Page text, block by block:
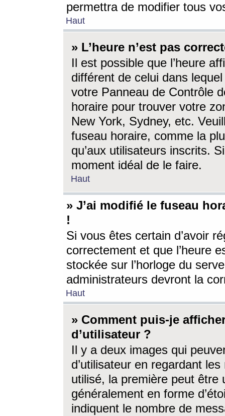
permettra de modifier tous
Haut
» L’heure n’est pas
Il est possible que l’heure
différent de celui dans
votre Panneau de Contrôle
horaire pour trouver votre
New York, Sydney, etc.
fuseau horaire, comme la
qu’aux utilisateurs inscrits.
moment idéal de le faire.
Haut
» J’ai modifié le fuseau
!
Si vous êtes certain d’avoir
correctement et que l’heure
stockée sur l’horloge du
administrateurs devront la
Haut
» Comment puis-je
d’utilisateur ?
Il y a deux images qui
d’utilisateur en regardant
utilisé, la première peut être
généralement en forme
indiquent le nombre de